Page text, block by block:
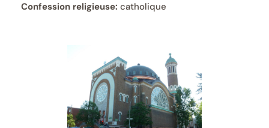
Confession religieuse: catholique